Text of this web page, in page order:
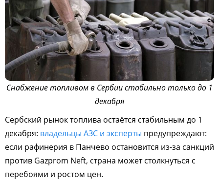
Снабжение топливом в Сербии стабильно только до 1
декабря
Сербский рынок топлива остаётся стабильным до 1
декабря: владельцы АЗС и эксперты предупреждают:
если рафинерия в Панчево остановится из-за санкций
против Gazprom Neft, страна может столкнуться с
перебоями и ростом цен.